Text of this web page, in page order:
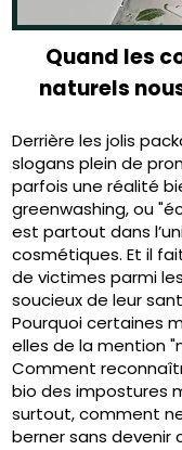
Quand les
naturels
Derrière les jolis
slogans plein de
parfois une réalité
greenwashing, ou
est partout dans
cosmétiques. Et il
de victimes parmi
soucieux de leur
Pourquoi certaines
elles de la mention
Comment
bio des impostures
surtout, comment
berner sans devenir